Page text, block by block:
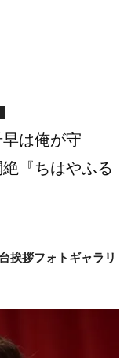
は俺が守
『ちはやふる
挨拶フォトギャラリ